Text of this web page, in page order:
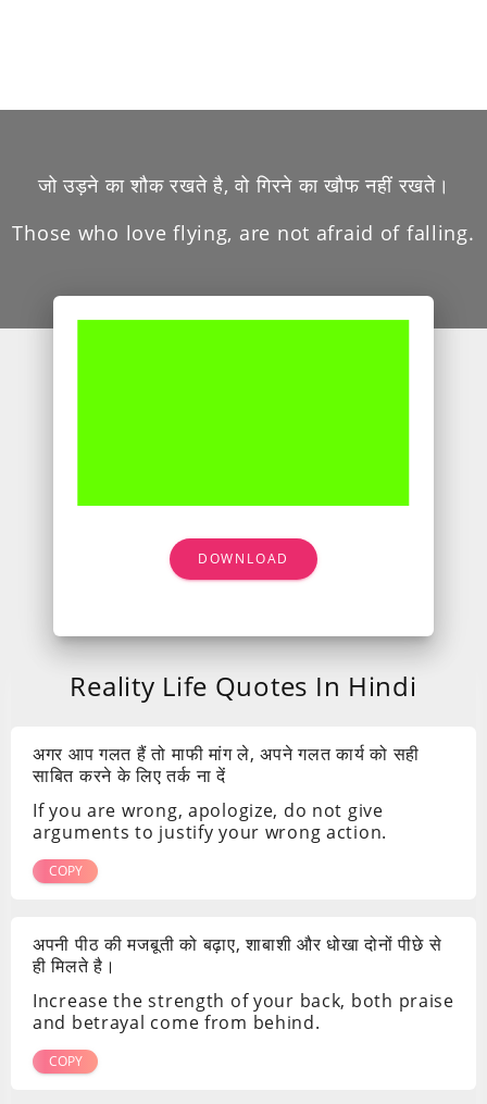
जो उड़ने का शौक रखते है, वो गिरने का खौफ नहीं रखते।
Those who love flying, are not afraid of falling.
DOWNLOAD
Reality Life Quotes In Hindi
अगर आप गलत हैं तो माफी मांग ले, अपने गलत कार्य को सही
साबित करने के लिए तर्क ना दें
If you are wrong, apologize, do not give
arguments to justify your wrong action.
COPY
अपनी पीठ की मजबूती को बढ़ाए, शाबाशी और धोखा दोनों पीछे से
ही मिलते है।
Increase the strength of your back, both praise
and betrayal come from behind.
COPY